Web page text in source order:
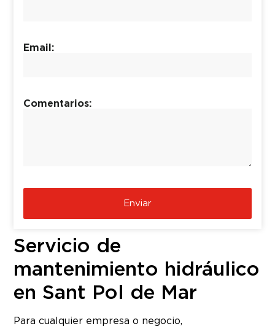
Servicio de
mantenimiento hidráulico
en Sant Pol de Mar
Para cualquier empresa o negocio,
Email:
Comentarios:
Enviar